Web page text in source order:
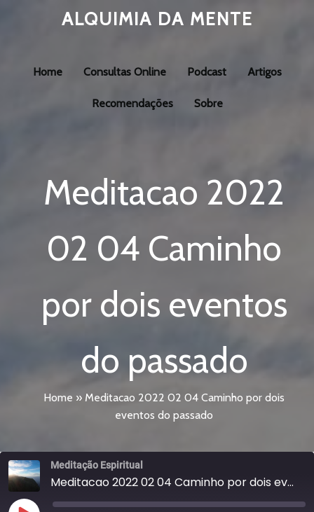
ALQUIMIA DA MENTE
Home Consultas Online Podcast Artigos
Recomendações Sobre
Meditacao 2022
02 04 Caminho
por dois eventos
do passado
Home » Meditacao 2022 02 04 Caminho por dois
eventos do passado
Meditação Espiritual
Meditacao 2022 02 04 Caminho por dois eventos do passado